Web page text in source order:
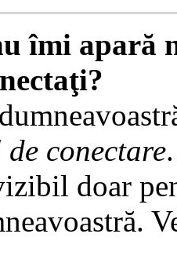
îmi apară
conectare
doar